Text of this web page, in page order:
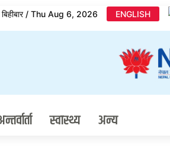
/ Thu Aug 6, 2026 ENGLISH
स्वास्थ्य अन्य